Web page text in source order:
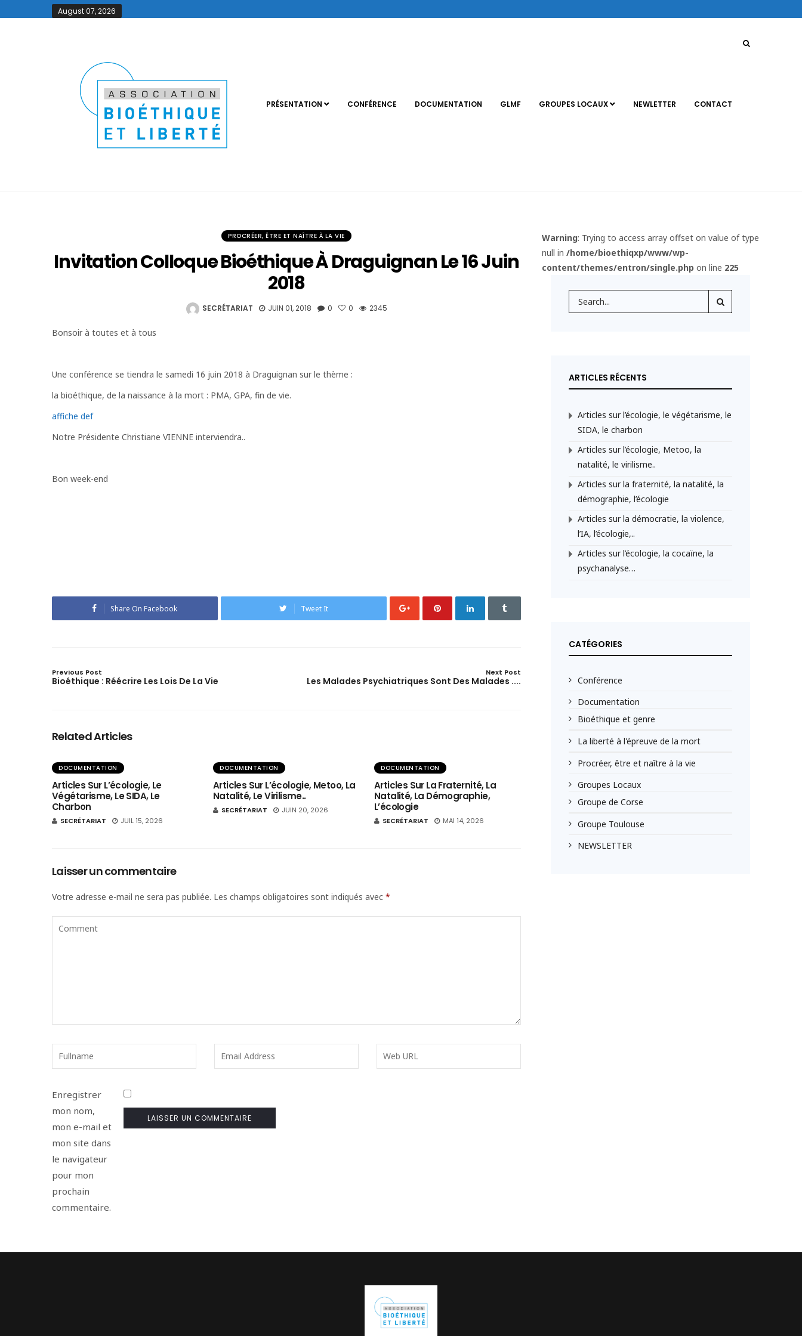
August 07, 2026
PRÉSENTATION CONFÉRENCE DOCUMENTATION GLMF GROUPES LOCAUX NEWLETTER CONTACT
PROCRÉER, ÊTRE ET NAÎTRE À LA VIE
Invitation Colloque Bioéthique À Draguignan Le 16 Juin
2018
SECRÉTARIAT JUIN 01, 2018 0 0 2345
Bonsoir à toutes et à tous
Une conférence se tiendra le samedi 16 juin 2018 à Draguignan sur le thème :
la bioéthique, de la naissance à la mort : PMA, GPA, fin de vie.
affiche def
Notre Présidente Christiane VIENNE interviendra..
Bon week-end
Share On Facebook Tweet It
Previous Post
Bioéthique : Réécrire Les Lois De La Vie
Next Post
Les Malades Psychiatriques Sont Des Malades ....
Related Articles
DOCUMENTATION
Articles Sur L’écologie, Le
Végétarisme, Le SIDA, Le
Charbon
SECRÉTARIAT JUIL 15, 2026
DOCUMENTATION
Articles Sur L’écologie, Metoo, La
Natalité, Le Virilisme..
SECRÉTARIAT JUIN 20, 2026
DOCUMENTATION
Articles Sur La Fraternité, La
Natalité, La Démographie,
L’écologie
SECRÉTARIAT MAI 14, 2026
Laisser un commentaire
Votre adresse e-mail ne sera pas publiée. Les champs obligatoires sont indiqués avec *
Enregistrer
mon nom,
mon e-mail et
mon site dans
le navigateur
pour mon
prochain
commentaire.
Warning: Trying to access array offset on value of type
null in /home/bioethiqxp/www/wp-
content/themes/entron/single.php on line 225
ARTICLES RÉCENTS
Articles sur l’écologie, le végétarisme, le
SIDA, le charbon
Articles sur l’écologie, Metoo, la
natalité, le virilisme..
Articles sur la fraternité, la natalité, la
démographie, l’écologie
Articles sur la démocratie, la violence,
l’IA, l’écologie,..
Articles sur l’écologie, la cocaïne, la
psychanalyse…
CATÉGORIES
Conférence
Documentation
Bioéthique et genre
La liberté à l'épreuve de la mort
Procréer, être et naître à la vie
Groupes Locaux
Groupe de Corse
Groupe Toulouse
NEWSLETTER